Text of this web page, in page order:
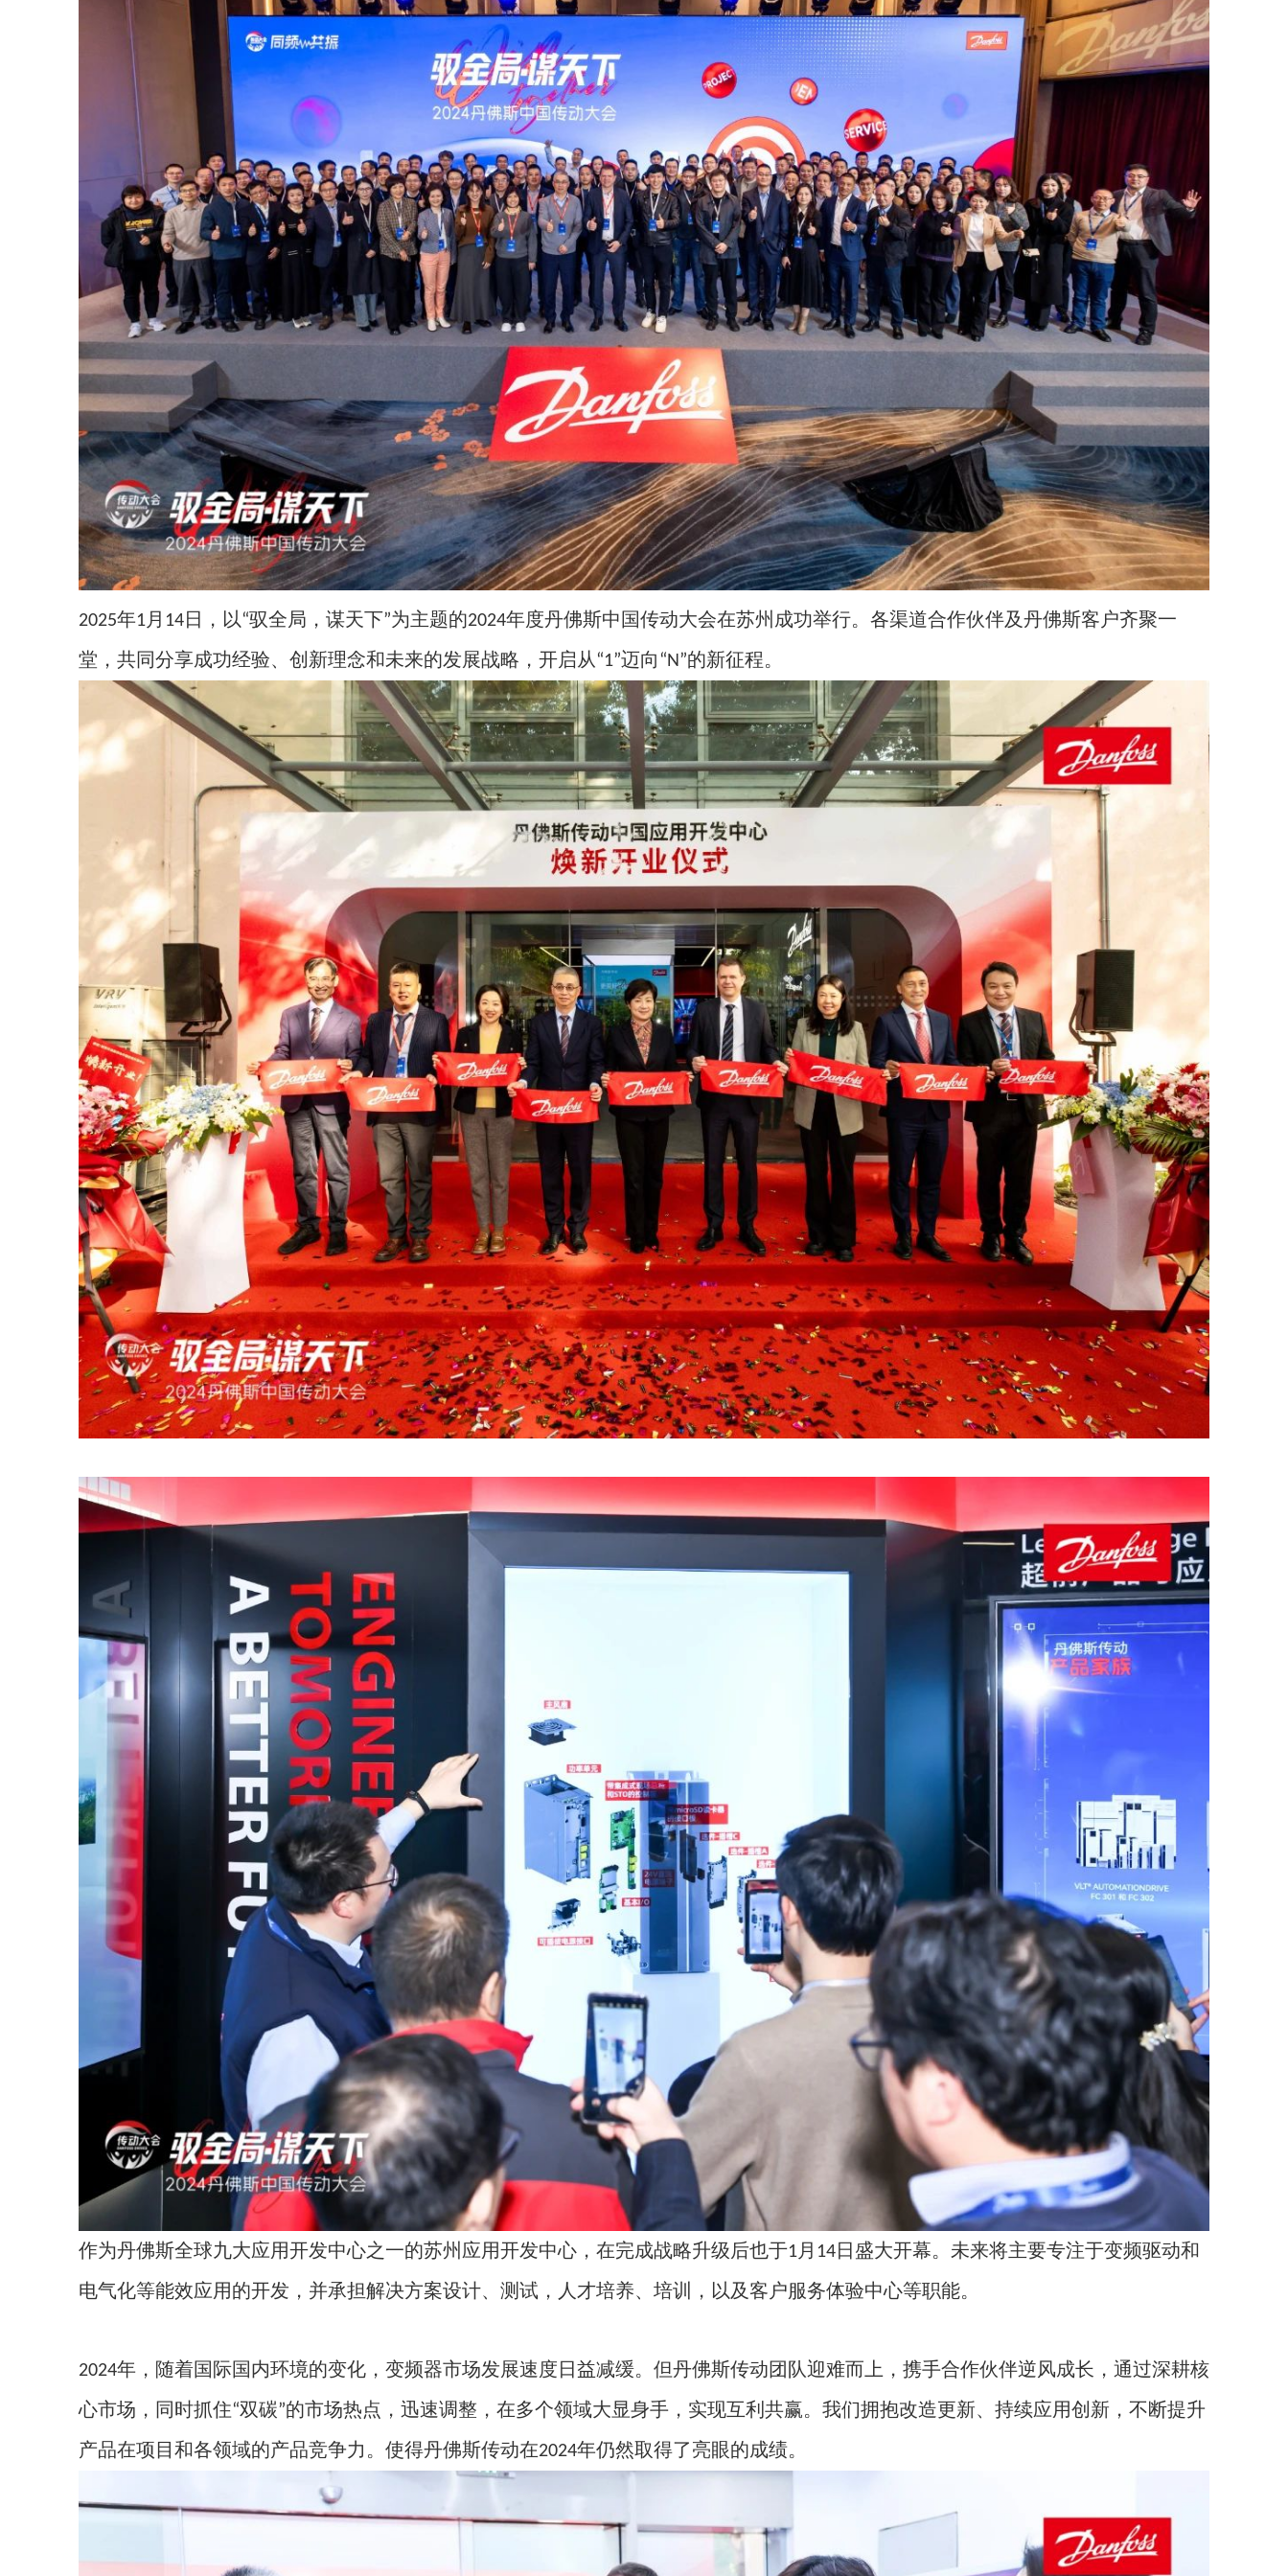
2025年1 月 14 日，以 “驭全局，谋天下”为主题的2024年度丹佛斯中国传动大会在苏州成功举行。各渠道合作伙伴及丹佛斯客户齐聚一
堂，共同分享成功经验、创新理念和未来的发展战略，开启从 “1”迈向 “N”的新征程。
作为丹佛斯全球九大应用开发中心之一的苏州应用开发中心，在完成战略升级后也于1 月 14日盛大开幕。未来将主要专注于变频驱动和
电气化等能效应用的开发，并承担解决方案设计、测试，人才培养、培训，以及客户服务体验中心等职能。
2024年，随着国际国内环境的变化，变频器市场发展速度日益减缓。但丹佛斯传动团队迎难而上，携手合作伙伴逆风成长，通过深耕核
心市场，同时抓住“双碳”的市场热点，迅速调整，在多个领域大显身手，实现互利共赢。我们拥抱改造更新、持续应用创新，不断提升
产品在项目和各领域的产品竞争力。使得丹佛斯传动在2024年仍然取得了亮眼的成绩。